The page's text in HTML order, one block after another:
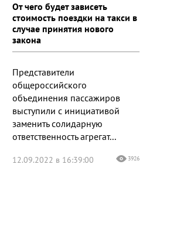
От чего будет зависеть
стоимость поездки на такси в
случае принятия нового
закона
Представители
общероссийского
объединения пассажиров
выступили с инициативой
заменить солидарную
ответственность агрегат...
12.09.2022 в 16:39:00 3926